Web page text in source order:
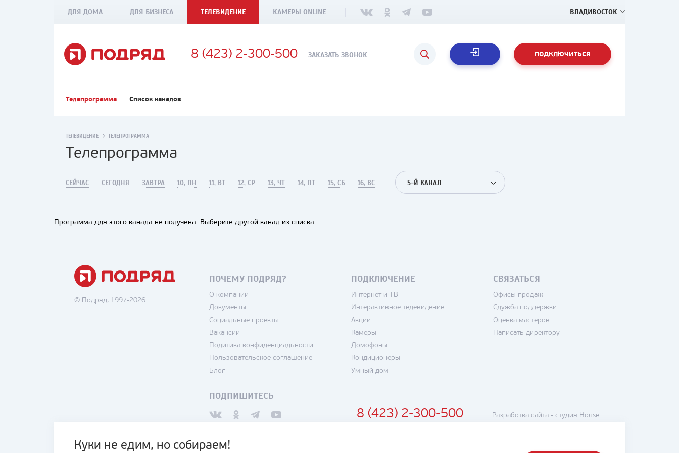
ДЛЯ ДОМА ДЛЯ БИЗНЕСА ТЕЛЕВИДЕНИЕ КАМЕРЫ ONLINE ВЛАДИВОСТОК
8 (423) 2-300-500 ЗАКАЗАТЬ ЗВОНОК ПОДКЛЮЧИТЬСЯ
Телепрограмма Список каналов
Куки не едим, но собираем!
ТЕЛЕВИДЕНИЕ ТЕЛЕПРОГРАММА
Телепрограмма
СЕЙЧАС СЕГОДНЯ ЗАВТРА 10, ПН 11, ВТ 12, СР 13, ЧТ 14, ПТ 15, СБ 16, ВС 5-Й КАНАЛ
Программа для этого канала не получена. Выберите другой канал из списка.
© Подряд, 1997-2026
ПОЧЕМУ ПОДРЯД?
О компании
Документы
Социальные проекты
Вакансии
Политика конфиденциальности
Пользовательское соглашение
Блог
ПОДКЛЮЧЕНИЕ
Интернет и ТВ
Интерактивное телевидение
Акции
Камеры
Домофоны
Кондиционеры
Умный дом
СВЯЗАТЬСЯ
Офисы продаж
Служба поддержки
Оценка мастеров
Написать директору
ПОДПИШИТЕСЬ
8 (423) 2-300-500 Разработка сайта - студия House